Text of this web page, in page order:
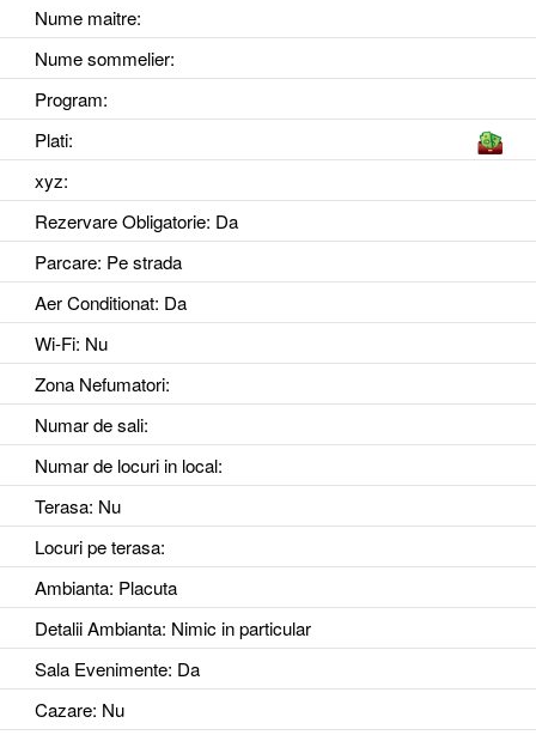
Nume maitre:
Nume sommelier:
Program:
Plati:
xyz:
Rezervare Obligatorie: Da
Parcare: Pe strada
Aer Conditionat: Da
Wi-Fi: Nu
Zona Nefumatori:
Numar de sali:
Numar de locuri in local:
Terasa: Nu
Locuri pe terasa:
Ambianta: Placuta
Detalii Ambianta: Nimic in particular
Sala Evenimente: Da
Cazare: Nu